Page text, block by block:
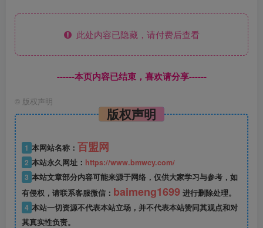
此处内容已隐藏，请付费后查看
------本页内容已结束，喜欢请分享------
© 版权声明
版权声明
1 本网站名称： 百盟网
2 本站永久网址： https://www.bmwcy.com/
3 本站文章部分内容可能来源于网络，仅供大家学习与参考，如
有侵权，请联系客服微信： baimeng1699 进行删除处理。
4 本站一切资源不代表本站立场，并不代表本站赞同其观点和对
其真实性负责。